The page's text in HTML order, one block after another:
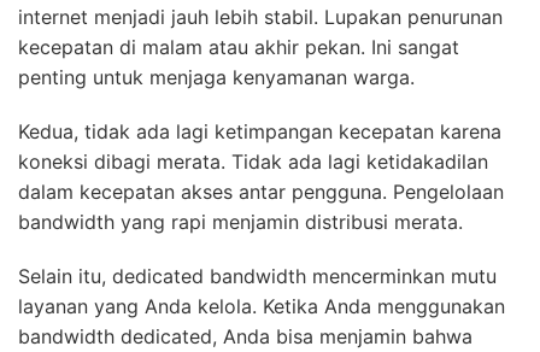
internet menjadi jauh lebih stabil. Lupakan penurunan
kecepatan di malam atau akhir pekan. Ini sangat
penting untuk menjaga kenyamanan warga.
Kedua, tidak ada lagi ketimpangan kecepatan karena
koneksi dibagi merata. Tidak ada lagi ketidakadilan
dalam kecepatan akses antar pengguna. Pengelolaan
bandwidth yang rapi menjamin distribusi merata.
Selain itu, dedicated bandwidth mencerminkan mutu
layanan yang Anda kelola. Ketika Anda menggunakan
bandwidth dedicated, Anda bisa menjamin bahwa